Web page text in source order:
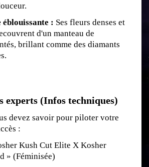
éblouissante : Ses fleurs denses et
d'un manteau de
brillant comme des diamants
experts (Infos techniques)
devez savoir pour piloter votre
:
Kush Cut Elite X Kosher
» (Féminisée)